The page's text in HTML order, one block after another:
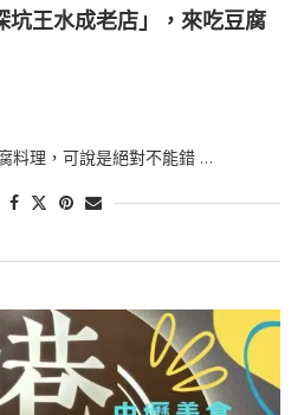
王水成老店」，來吃豆腐
料理，可說是絕對不能錯 …